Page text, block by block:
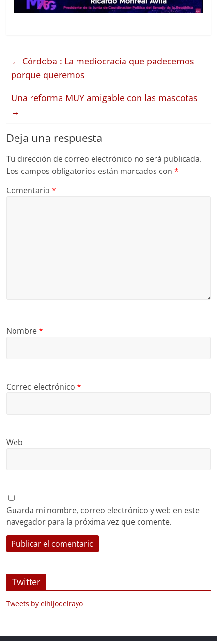
← Córdoba : La mediocracia que padecemos
porque queremos
Una reforma MUY amigable con las mascotas
→
Deja una respuesta
Tu dirección de correo electrónico no será publicada.
Los campos obligatorios están marcados con*
Comentario*
Nombre*
Correo electrónico*
Web
Guarda mi nombre, correo electrónico y web en este
navegador para la próxima vez que comente.
Twitter
Tweets by elhijodelrayo